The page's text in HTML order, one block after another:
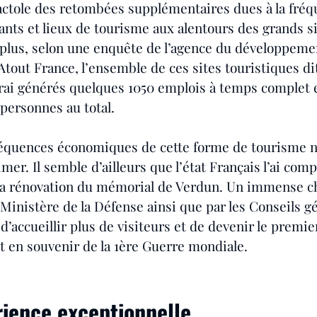
des retombées supplémentaires dues à la
et lieux de tourisme aux alentours des grands
selon une enquête de l’agence du
France, l’ensemble de ces sites touristiques
générés quelques 1050 emplois à temps complet
au total.
économiques de cette forme de tourisme
Il semble d’ailleurs que l’état Français l’ai
rénovation du mémorial de Verdun. Un immense
de la Défense ainsi que par les Conseils
plus de visiteurs et de devenir le
en souvenir de la 1ère Guerre mondiale.